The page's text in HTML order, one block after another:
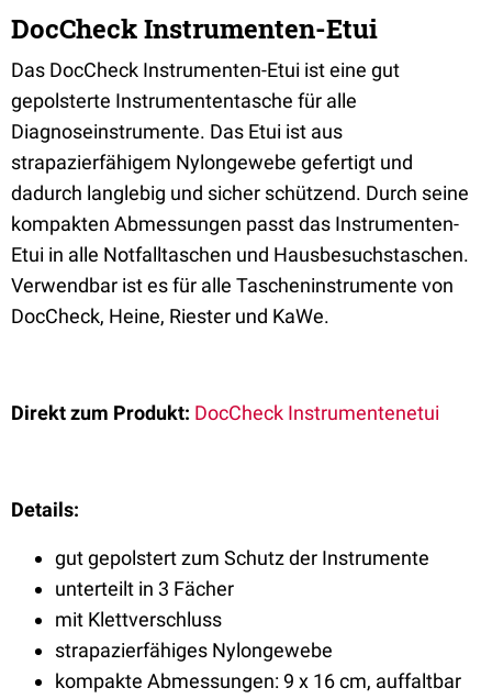
DocCheck Instrumenten-Etui
Das DocCheck Instrumenten-Etui ist eine gut
gepolsterte Instrumententasche für alle
Diagnoseinstrumente. Das Etui ist aus
strapazierfähigem Nylongewebe gefertigt und
dadurch langlebig und sicher schützend. Durch seine
kompakten Abmessungen passt das Instrumenten-
Etui in alle Notfalltaschen und Hausbesuchstaschen.
Verwendbar ist es für alle Tascheninstrumente von
DocCheck, Heine, Riester und KaWe.
Direkt zum Produkt: DocCheck Instrumentenetui
Details:
gut gepolstert zum Schutz der Instrumente
unterteilt in 3 Fächer
mit Klettverschluss
strapazierfähiges Nylongewebe
kompakte Abmessungen: 9 x 16 cm, auffaltbar